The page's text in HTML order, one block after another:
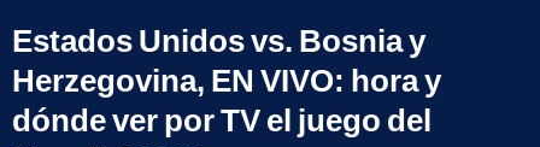
Estados Unidos vs. Bosnia y
Herzegovina, EN VIVO: hora y
dónde ver por TV el juego del